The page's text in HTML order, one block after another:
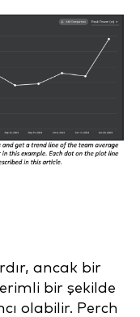
ancak bir
bir şekilde
olabilir. Perch